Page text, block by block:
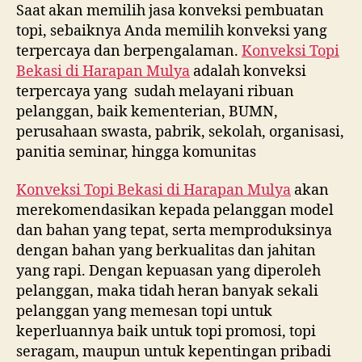
WA
0815
995
6854
Saat akan memilih jasa konveksi pembuatan
topi, sebaiknya Anda memilih konveksi yang
terpercaya dan berpengalaman. Konveksi Topi
Bekasi diHarapan Mulya adalah konveksi
terpercaya yang sudah melayani ribuan
pelanggan, baik kementerian, BUMN,
perusahaan swasta, pabrik, sekolah, organisasi,
panitia seminar, hingga komunitas
Konveksi Topi Bekasi diHarapan Mulya akan
merekomendasikan kepada pelanggan model
dan bahan yang tepat, serta memproduksinya
dengan bahan yang berkualitas dan jahitan
yang rapi. Dengan kepuasan yang diperoleh
pelanggan, maka tidah heran banyak sekali
pelanggan yang memesan topi untuk
keperluannya baik untuk topi promosi, topi
seragam, maupun untuk kepentingan pribadi